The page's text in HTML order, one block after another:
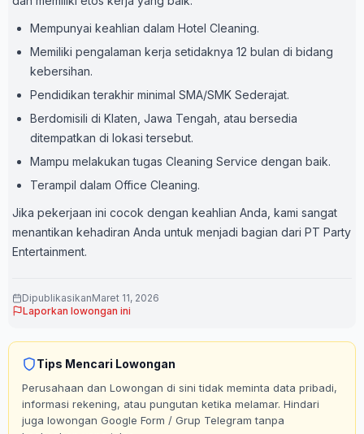
Mempunyai keahlian dalam Hotel Cleaning.
Memiliki pengalaman kerja setidaknya 12 bulan di bidang
kebersihan.
Pendidikan terakhir minimal SMA/SMK Sederajat.
Berdomisili di Klaten, Jawa Tengah, atau bersedia
ditempatkan di lokasi tersebut.
Mampu melakukan tugas Cleaning Service dengan baik.
Terampil dalam Office Cleaning.
Jika pekerjaan ini cocok dengan keahlian Anda, kami sangat
menantikan kehadiran Anda untuk menjadi bagian dari PT Party
Entertainment.
DipublikasikanMaret 11, 2026
Laporkan lowongan ini
Tips Mencari Lowongan
Perusahaan dan Lowongan di sini tidak meminta data pribadi,
informasi rekening, atau pungutan ketika melamar. Hindari
juga lowongan Google Form / Grup Telegram tanpa